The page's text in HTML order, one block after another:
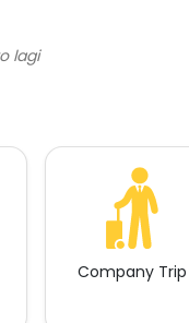
Company Trip